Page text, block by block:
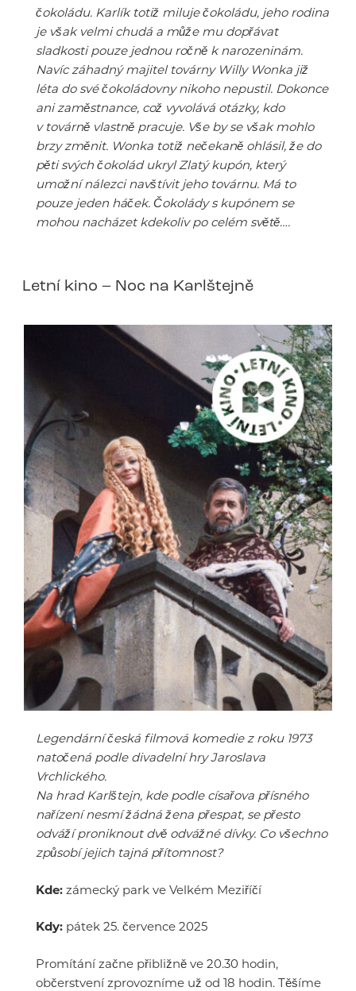
čokoládu. Karlík totiž miluje čokoládu, jeho rodina
je však velmi chudá a může mu dopřávat
sladkosti pouze jednou ročně k narozeninám.
Navíc záhadný majitel továrny Willy Wonka již
léta do své čokoládovny nikoho nepustil. Dokonce
ani zaměstnance, což vyvolává otázky, kdo
v továrně vlastně pracuje. Vše by se však mohlo
brzy změnit. Wonka totiž nečekaně ohlásil, že do
pěti svých čokolád ukryl Zlatý kupón, který
umožní nálezci navštívit jeho továrnu. Má to
pouze jeden háček. Čokolády s kupónem se
mohou nacházet kdekoliv po celém světě….
Letní kino – Noc na Karlštejně
Legendární česká filmová komedie z roku 1973
natočená podle divadelní hry Jaroslava
Vrchlického.
Na hrad Karlštejn, kde podle císařova přísného
nařízení nesmí žádná žena přespat, se přesto
odváží proniknout dvě odvážné dívky. Co všechno
způsobí jejich tajná přítomnost?
Kde: zámecký park ve Velkém Meziříčí
Kdy: pátek 25. července 2025
Promítání začne přibližně ve 20.30 hodin,
občerstvení zprovozníme už od 18 hodin. Těšíme